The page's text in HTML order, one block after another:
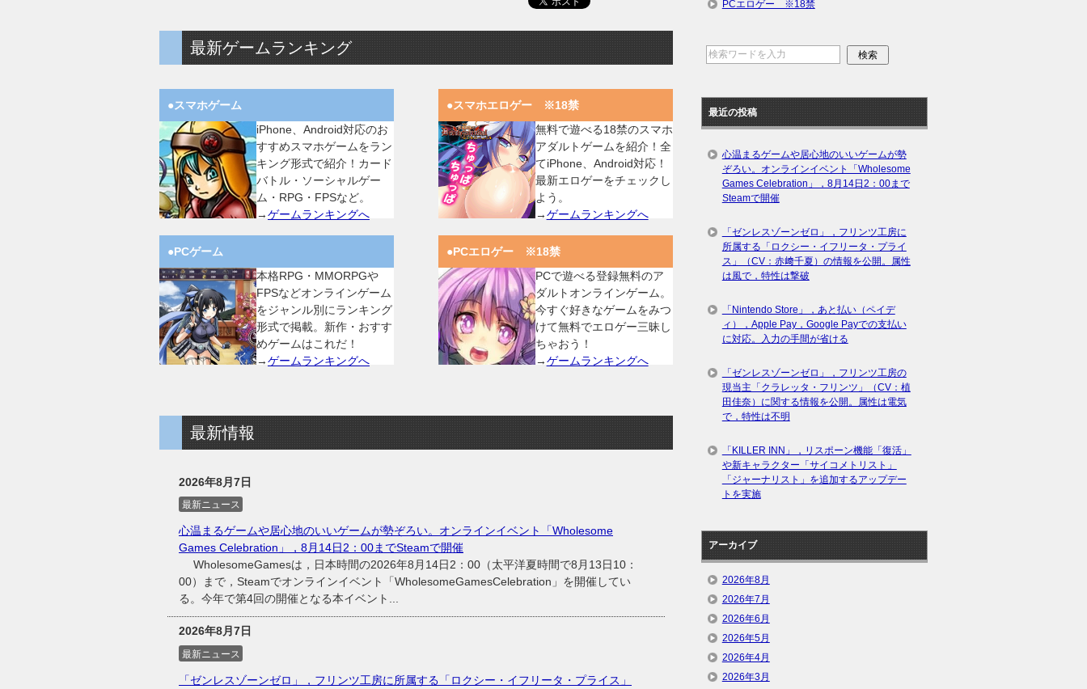
最新ゲームランキング
●スマホゲーム
iPhone、Android対応のお
すすめスマホゲームをラン
キング形式で紹介！カード
バトル・ソーシャルゲー
ム・RPG・FPSなど。
→ゲームランキングへ
●スマホエロゲー ※18禁
無料で遊べる18禁のスマホ
アダルトゲームを紹介！全
てiPhone、Android対応！
最新エロゲーをチェックし
よう。
→ゲームランキングへ
●PCゲーム
本格RPG・MMORPGや
FPSなどオンラインゲーム
をジャンル別にランキング
形式で掲載。新作・おすす
めゲームはこれだ！
→ゲームランキングへ
●PCエロゲー ※18禁
PCで遊べる登録無料のア
ダルトオンラインゲーム。
今すぐ好きなゲームをみつ
けて無料でエロゲー三昧し
ちゃおう！
→ゲームランキングへ
最新情報
2026年8月7日
最新ニュース
心温まるゲームや居心地のいいゲームが勢ぞろい。オンラインイベント「Wholesome
Games Celebration」，8月14日2：00までSteamで開催
WholesomeGamesは，日本時間の2026年8月14日2：00（太平洋夏時間で8月13日10：
00）まで，Steamでオンラインイベント「WholesomeGamesCelebration」を開催してい
る。今年で第4回の開催となる本イベント...
2026年8月7日
最新ニュース
「ゼンレスゾーンゼロ」，フリンツ工房に所属する「ロクシー・イフリータ・プライス」
PCエロゲー ※18禁
最近の投稿
心温まるゲームや居心地のいいゲームが勢
ぞろい。オンラインイベント「Wholesome
Games Celebration」，8月14日2：00まで
Steamで開催
「ゼンレスゾーンゼロ」，フリンツ工房に
所属する「ロクシー・イフリータ・プライ
ス」（CV：赤﨑千夏）の情報を公開。属性
は風で，特性は撃破
「Nintendo Store」，あと払い（ペイデ
ィ），Apple Pay，Google Payでの支払い
に対応。入力の手間が省ける
「ゼンレスゾーンゼロ」，フリンツ工房の
現当主「クラレッタ・フリンツ」（CV：植
田佳奈）に関する情報を公開。属性は電気
で，特性は不明
「KILLER INN」，リスポーン機能「復活」
や新キャラクター「サイコメトリスト」
「ジャーナリスト」を追加するアップデー
トを実施
アーカイブ
2026年8月
2026年7月
2026年6月
2026年5月
2026年4月
2026年3月